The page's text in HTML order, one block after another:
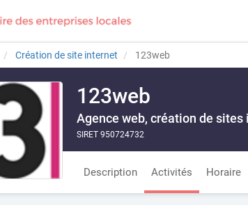
Création de site internet 123web
123web
Agence web, création de
SIRET 950724732
Description Activités Horaire